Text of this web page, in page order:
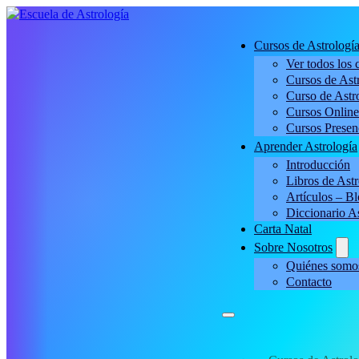
Cursos de Astrología
Ver todos los
Cursos de
Curso de
Cursos Online
Cursos
Aprender Astrología
Introducción
Libros de
Artículos –
Diccionario
Carta Natal
Sobre Nosotros
Quiénes
Contacto